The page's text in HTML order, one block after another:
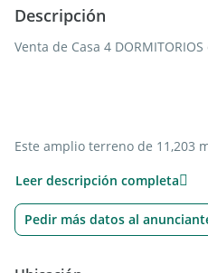
Descripción
Venta de Casa 4
Este amplio terreno de 11,203
Su ubicación privilegiada junto
oportunidad única para
están las características clave:
Tamaño Espacioso: Con más
Leer descripción completa
Pedir más datos al